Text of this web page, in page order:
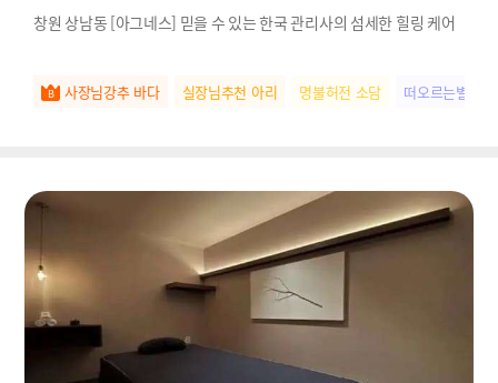
창원 상남동 [아그네스] 믿을 수 있는 한국 관리사의 섬세한 힐링 케어
사장님강추 바다 실장님추천 아리 명불허전 소담 떠오르는별 아린